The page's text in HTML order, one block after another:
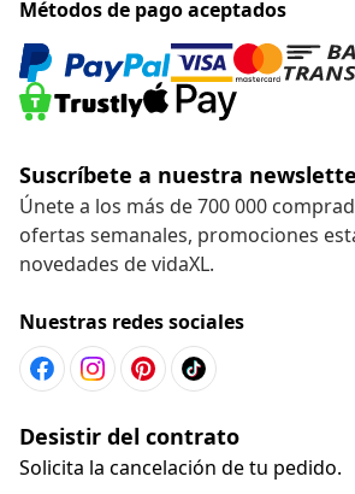
Métodos de pago aceptados
Suscríbete a nuestra
Únete a los más de 700 000
ofertas semanales, promociones
novedades de vidaXL.
Nuestras redes sociales
Desistir del contrato
Solicita la cancelación de tu pedido.